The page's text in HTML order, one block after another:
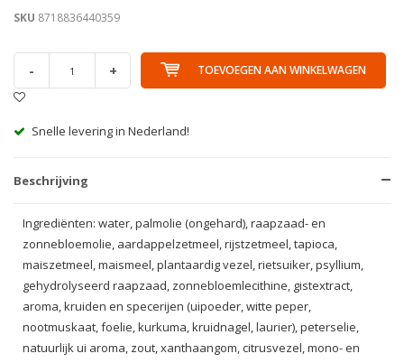
SKU 8718836440359
- + TOEVOEGEN AAN WINKELWAGEN
Snelle levering in Nederland!
Beschrijving
Ingrediënten: water, palmolie (ongehard), raapzaad- en
zonnebloemolie, aardappelzetmeel, rijstzetmeel, tapioca,
maiszetmeel, maismeel, plantaardig vezel, rietsuiker, psyllium,
gehydrolyseerd raapzaad, zonnebloemlecithine, gistextract,
aroma, kruiden en specerijen (uipoeder, witte peper,
nootmuskaat, foelie, kurkuma, kruidnagel, laurier), peterselie,
natuurlijk ui aroma, zout, xanthaangom, citrusvezel, mono- en